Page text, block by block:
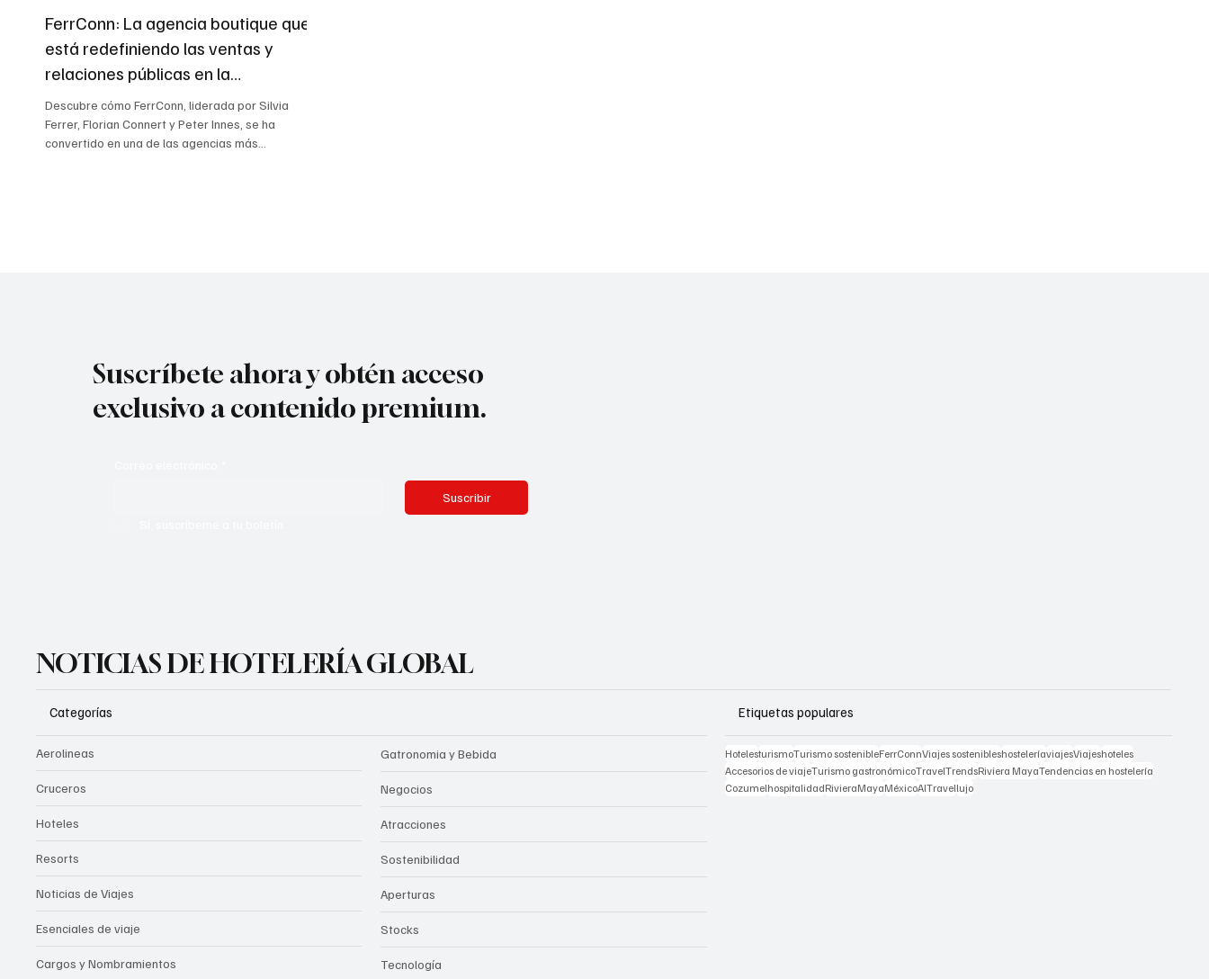
FerrConn: La agencia boutique que
está redefiniendo las ventas y
relaciones públicas en la
hospitalidad del Caribe
Descubre cómo FerrConn, liderada por Silvia
Ferrer, Florian Connert y Peter Innes, se ha
convertido en una de las agencias más
Suscríbete ahora y obtén acceso
exclusivo a contenido premium.
Suscribir
NOTICIAS DE HOTELERÍA GLOBAL
Categorías
Aerolineas
Cruceros
Hoteles
Resorts
Noticias de Viajes
Esenciales de viaje
Cargos y Nombramientos
Gatronomia y Bebida
Negocios
Atracciones
Sostenibilidad
Aperturas
Stocks
Tecnología
Etiquetas populares
HotelesturismoTurismo sostenibleFerrConnViajes sostenibleshosteleríaviajesViajeshoteles
Accesorios de viajeTurismo gastronómicoTravelTrendsRiviera MayaTendencias en hostelería
CozumelhospitalidadRivieraMayaMéxicoAlTravellujo